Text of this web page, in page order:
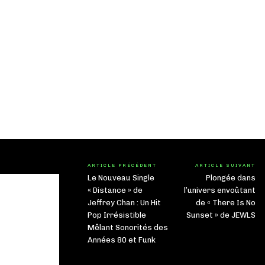
ARTICLE PRÉCÉDENT
Le Nouveau Single
« Distance » de
Jeffrey Chan : Un Hit
Pop Irrésistible
Mêlant Sonorités des
Années 80 et Funk
ARTICLE SUIVANT
Plongée dans
l’univers envoûtant
de « There Is No
Sunset » de JEWLS